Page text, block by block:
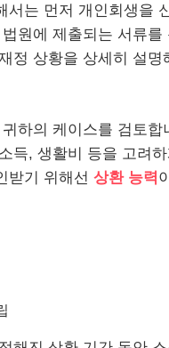
서는 먼저 개인회생을
원에 제출되는 서류를
정 상황을 상세히 설명
하의 케이스를 검토합
득, 생활비 등을 고려
받기 위해선 상환 능력